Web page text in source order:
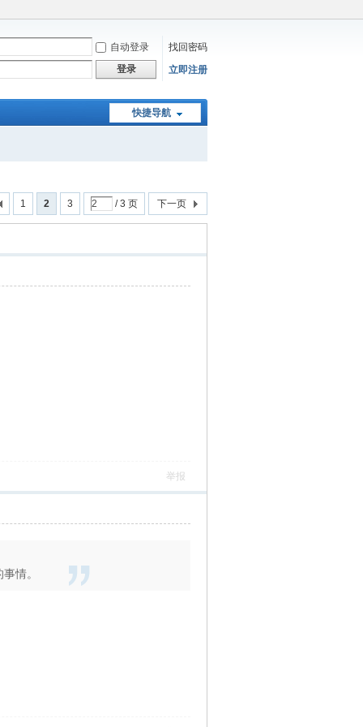
自动登录
找回密码
登录
立即注册
快捷导航
1 2 3 / 3 页 下一页
举报
情。